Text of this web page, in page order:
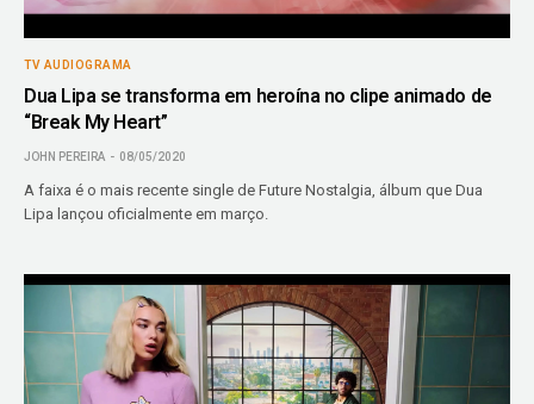
TV AUDIOGRAMA
Dua Lipa se transforma em heroína no clipe animado de
“Break My Heart”
JOHN PEREIRA 08/05/2020
A faixa é o mais recente single de Future Nostalgia, álbum que Dua
Lipa lançou oficialmente em março.